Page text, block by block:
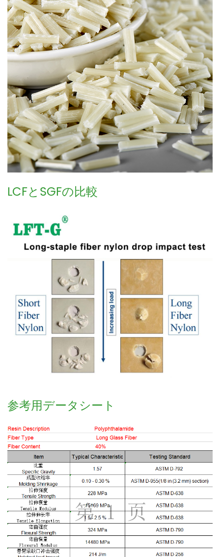
LCFとSGFの比較
参考用データシート